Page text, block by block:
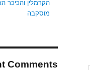
הקרמלין והכיכר
מוסקבה
Comments